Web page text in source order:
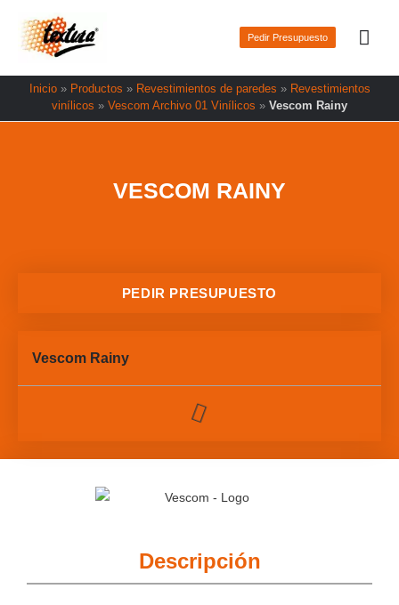
contenido
Pedir Presupuesto
Inicio» Productos » Revestimientos de paredes » Revestimientos
vinílicos » Vescom Archivo 01 Vinílicos » Vescom Rainy
VESCOM RAINY
Descripción
PEDIR PRESUPUESTO
Vescom Rainy